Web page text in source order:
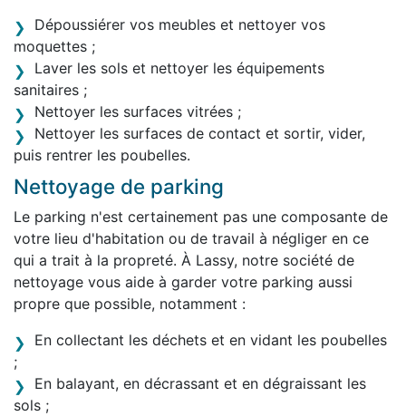
Dépoussiérer vos meubles et nettoyer vos
moquettes ;
Laver les sols et nettoyer les équipements
sanitaires ;
Nettoyer les surfaces vitrées ;
Nettoyer les surfaces de contact et sortir, vider,
puis rentrer les poubelles.
Nettoyage de parking
Le parking n'est certainement pas une composante de
votre lieu d'habitation ou de travail à négliger en ce
qui a trait à la propreté. À Lassy, notre société de
nettoyage vous aide à garder votre parking aussi
propre que possible, notamment :
En collectant les déchets et en vidant les poubelles
;
En balayant, en décrassant et en dégraissant les
sols ;